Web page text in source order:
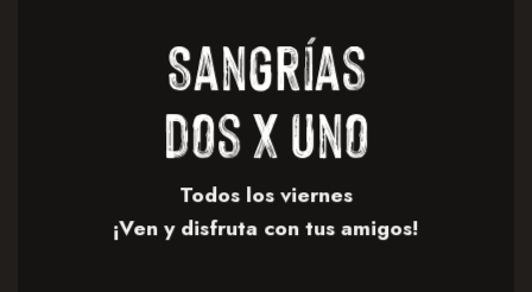
Sangrías
dos x uno
Todos los viernes
¡Ven y disfruta con tus amigos!